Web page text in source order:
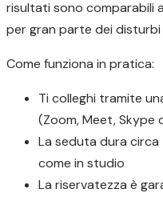
risultati sono comparabili
per gran parte dei disturbi
Come funziona in pratica:
Ti colleghi tramite
(Zoom, Meet, Skype
La seduta dura
come in studio
La riservatezza è